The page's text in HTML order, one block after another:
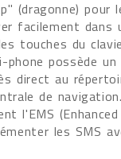
(dragonne) pour
facilement dans
touches du
phone possède
direct au
de
l'EMS
les SMS